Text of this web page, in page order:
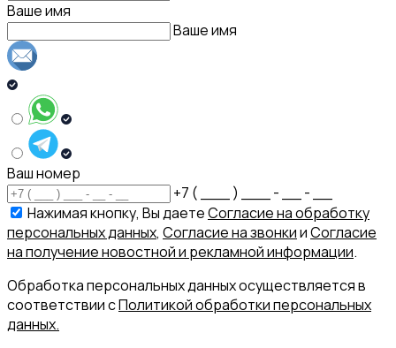
Ваше имя
Ваше имя
Ваш номер
+7 ( ___ ) ___ - __ - __
Нажимая кнопку, Вы даетеСогласие на обработку
персональных данных, Согласие на звонкииСогласие
на получение новостной и рекламной информации.
Обработка персональных данных осуществляется в
соответствии сПолитикой обработки персональных
данных.